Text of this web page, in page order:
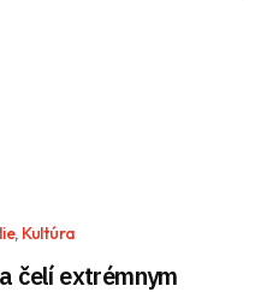
, Kultúra
čelí extrémnym